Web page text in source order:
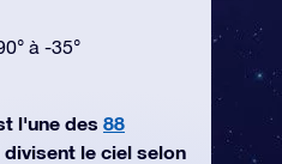
à -35°
l'une des 88
divisent le ciel selon